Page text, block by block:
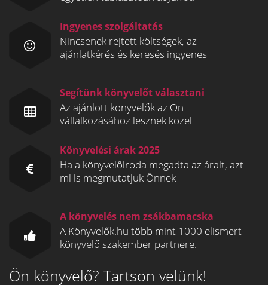
Ingyenes szolgáltatás
Nincsenek rejtett költségek, az
ajánlatkérés és keresés ingyenes
Segítünk könyvelőt választani
Az ajánlott könyvelők az Ön
vállalkozásához lesznek közel
Könyvelési árak 2025
Ha a könyvelőiroda megadta az árait, azt
mi is megmutatjuk Önnek
A könyvelés nem zsákbamacska
A Könyvelők.hu több mint 1000 elismert
könyvelő szakember partnere.
Ön könyvelő? Tartson velünk!